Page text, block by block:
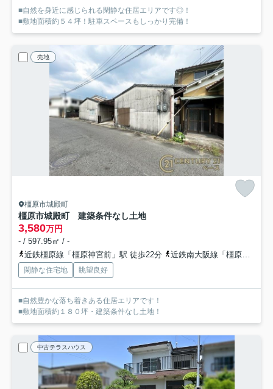
■自然を身近に感じられる閑静な住居エリアです◎！
■敷地面積約５４坪！駐車スペースもしっかり完備！
売地
橿原市城殿町
橿原市城殿町 建築条件なし土地
3,580万円
- / 597.95㎡ / -
近鉄橿原線「橿原神宮前」駅 徒歩22分
近鉄南大阪線「橿原神宮前」駅 徒歩22分
閑静な住宅地 眺望良好
■自然豊かな落ち着きある住居エリアです！
■敷地面積約１８０坪・建築条件なし土地！
中古テラスハウス